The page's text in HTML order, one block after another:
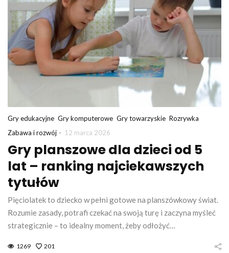
Gry edukacyjne Gry komputerowe Gry towarzyskie Rozrywka
Zabawa i rozwój - 12 marca 2026
Gry planszowe dla dzieci od 5
lat – ranking najciekawszych
tytułów
Pięciolatek to dziecko w pełni gotowe na planszówkowy świat.
Rozumie zasady, potrafi czekać na swoją turę i zaczyna myśleć
strategicznie – to idealny moment, żeby odłożyć…
1269 201